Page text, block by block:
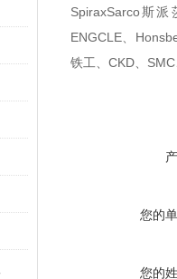
SpiraxSarco斯派
ENGCLE、
铁工、CKD、
您的
您的